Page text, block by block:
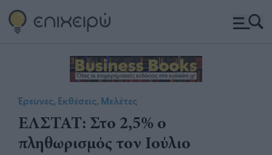
Έρευνες, Εκθέσεις, Μελέτες
​ΕΛΣΤΑΤ: Στο 2,5% ο
πληθωρισμός τον Ιούλιο